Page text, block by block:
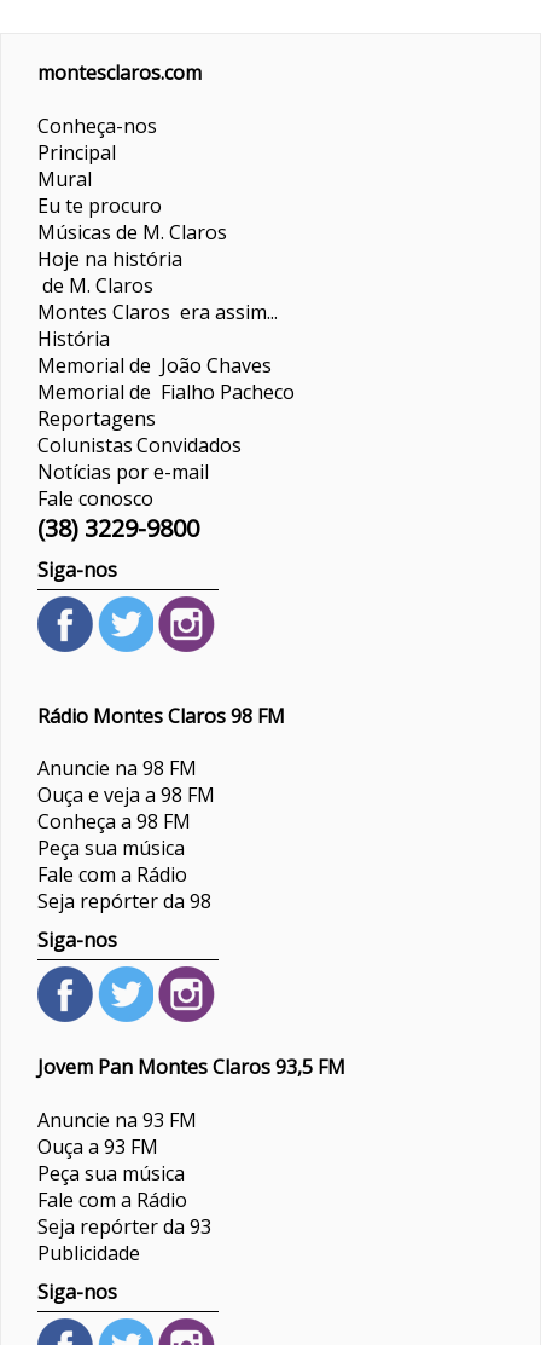
montesclaros.com
Conheça-nos
Principal
Mural
Eu te procuro
Músicas de M. Claros
Hoje na história
de M. Claros
Montes Claros era assim...
História
Memorial de João Chaves
Memorial de Fialho Pacheco
Reportagens
ColunistasConvidados
Notícias por e-mail
Fale conosco
(38) 3229-9800
Siga-nos
Rádio Montes Claros 98 FM
Anuncie na 98 FM
Ouça e veja a 98 FM
Conheça a 98 FM
Peça sua música
Fale com a Rádio
Seja repórter da 98
Siga-nos
Jovem Pan Montes Claros 93,5 FM
Anuncie na 93 FM
Ouça a 93 FM
Peça sua música
Fale com a Rádio
Seja repórter da 93
Publicidade
Siga-nos